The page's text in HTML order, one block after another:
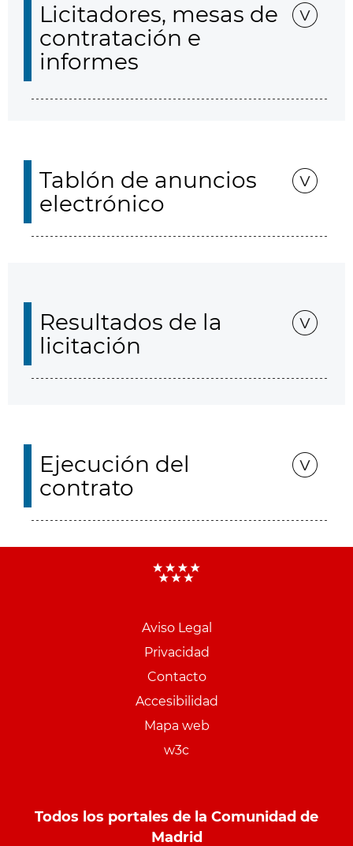
Licitadores, mesas de
contratación e
informes
Tablón de anuncios
electrónico
Resultados de la
licitación
Ejecución del
contrato
Aviso Legal
Privacidad
Contacto
Accesibilidad
Mapa web
w3c
Todos los portales de la Comunidad de
Madrid